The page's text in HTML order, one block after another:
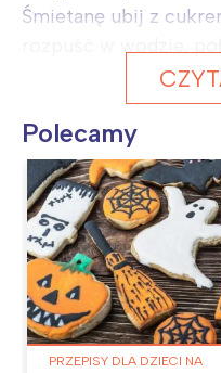
Śmietanę ubij z
Polecamy
PRZEPISY DLA DZIECI NA